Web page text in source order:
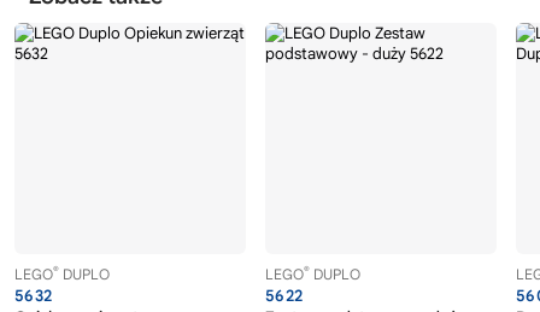
LEGO® DUPLO
5632
LEGO® DUPLO
5622